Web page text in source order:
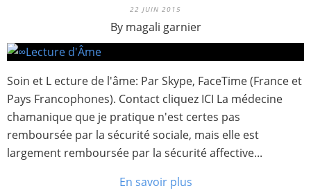
22 JUIN 2015
By magali garnier
Soin et L ecture de l'âme: Par Skype, FaceTime (France et
Pays Francophones). Contact cliquez ICI La médecine
chamanique que je pratique n'est certes pas
remboursée par la sécurité sociale, mais elle est
largement remboursée par la sécurité affective...
En savoir plus